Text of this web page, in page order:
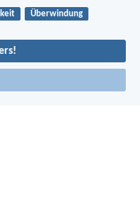
Überwindung